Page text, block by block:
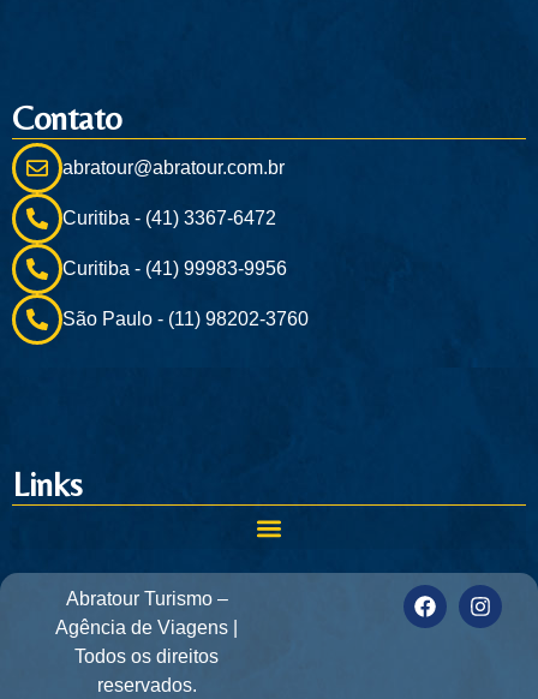
Contato
abratour@abratour.com.br
Curitiba - (41) 3367-6472
Curitiba - (41) 99983-9956
São Paulo - (11) 98202-3760
Links
Abratour Turismo –
Agência de Viagens |
Todos os direitos
reservados.